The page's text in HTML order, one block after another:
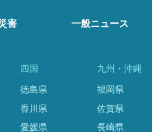
害 一般ニュース
四国
徳島県
香川県
愛媛県
九州・沖縄
福岡県
佐賀県
長崎県